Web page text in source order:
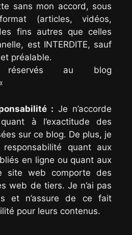
sans mon accord, sous
(articles, vidéos,
fins autres que celles
est INTERDITE, sauf
préalable.
au blog
: Je n’accorde
à l’exactitude des
sur ce blog. De plus, je
responsabilité quant aux
en ligne ou quant aux
site web comporte des
web de tiers. Je n’ai pas
et n’assure de ce fait
pour leurs contenus.